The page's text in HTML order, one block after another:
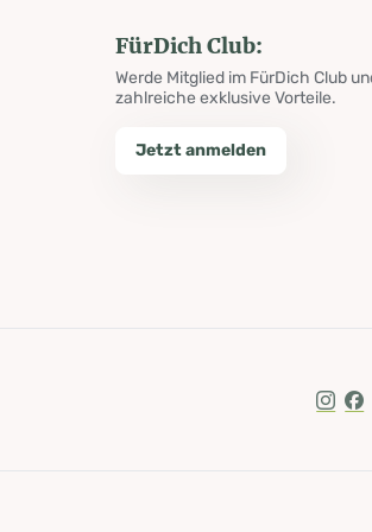
FürDich Club:
Werde Mitglied im FürDich Club
zahlreiche exklusive Vorteile.
Jetzt anmelden